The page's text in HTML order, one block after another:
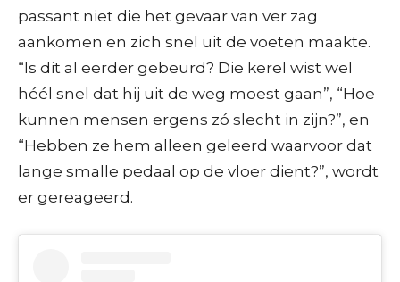
passant niet die het gevaar van ver zag
aankomen en zich snel uit de voeten maakte.
“Is dit al eerder gebeurd? Die kerel wist wel
héél snel dat hij uit de weg moest gaan”, “Hoe
kunnen mensen ergens zó slecht in zijn?”, en
“Hebben ze hem alleen geleerd waarvoor dat
lange smalle pedaal op de vloer dient?”, wordt
er gereageerd.